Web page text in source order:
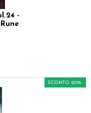
-
SCONTO 20%